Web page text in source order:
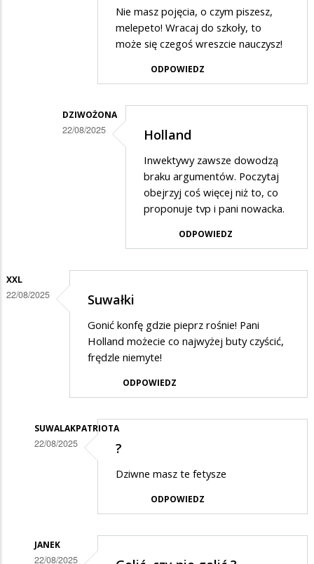
odpowiedzi
Holland
Nie masz pojęcia, o czym piszesz,
melepeto! Wracaj do szkoły, to
może się czegoś wreszcie nauczysz!
ODPOWIEDZ
DZIWOŻONA
22/08/2025
Niewiedza
Dziwożyny
Holland
Inwektywy zawsze dowodzą
braku argumentów. Poczytaj
obejrzyj coś więcej niż to, co
proponuje tvp i pani nowacka.
ODPOWIEDZ
XXL
22/08/2025 Suwałki
Gonić konfę gdzie pieprz rośnie! Pani
Holland możecie co najwyżej buty czyścić,
frędzle niemyte!
ODPOWIEDZ
SUWALAKPATRIOTA
22/08/2025
odpowiedzi
?
Dziwne masz te fetysze
ODPOWIEDZ
JANEK
22/08/2025